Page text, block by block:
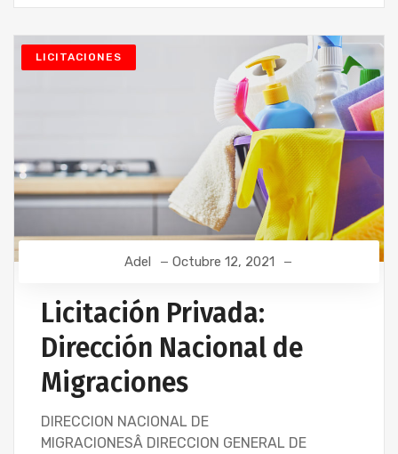
LICITACIONES
Adel Octubre 12, 2021
Licitación Privada:
Dirección Nacional de
Migraciones
DIRECCION NACIONAL DE
MIGRACIONESÂ DIRECCION GENERAL DE